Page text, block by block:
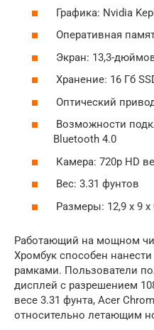
Графика: Nvidia
Оперативная
Экран: 13,3-
Хранение: 16 Гб
Оптический
Возможности
Bluetooth 4.0
Камера: 720p HD
Вес: 3.31 фунтов
Размеры: 12,9 х 9
Работающий на мощном
Хромбук способен
рамками. Пользователи
дисплей с разрешением
весе 3.31 фунта, Acer
относительно летающим